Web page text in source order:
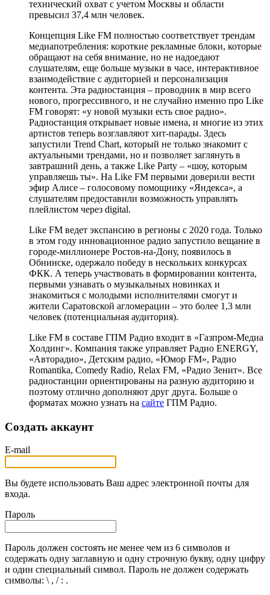
технический охват с учетом Москвы и области
превысил 37,4 млн человек.
Концепция Like FM полностью соответствует трендам
медиапотребления: короткие рекламные блоки, которые
обращают на себя внимание, но не надоедают
слушателям, еще больше музыки в часе, интерактивное
взаимодействие с аудиторией и персонализация
контента. Эта радиостанция – проводник в мир всего
нового, прогрессивного, и не случайно именно про Like
FM говорят: «у новой музыки есть свое радио».
Радиостанция открывает новые имена, и многие из этих
артистов теперь возглавляют хит-парады. Здесь
запустили Trend Chart, который не только знакомит с
актуальными трендами, но и позволяет заглянуть в
завтрашний день, а также Like Party – «шоу, которым
управляешь ты». На Like FM первыми доверили вести
эфир Алисе – голосовому помощнику «Яндекса», а
слушателям предоставили возможность управлять
плейлистом через digital.
Like FM ведет экспансию в регионы с 2020 года. Только
в этом году инновационное радио запустило вещание в
городе-миллионере Ростов-на-Дону, появилось в
Обнинске, одержало победу в нескольких конкурсах
ФКК. А теперь участвовать в формировании контента,
первыми узнавать о музыкальных новинках и
знакомиться с молодыми исполнителями смогут и
жители Саратовской агломерации – это более 1,3 млн
человек (потенциальная аудитория).
Like FM в составе ГПМ Радио входит в «Газпром-Медиа
Холдинг». Компания также управляет Радио ENERGY,
«Авторадио», Детским радио, «Юмор FM», Радио
Romantika, Comedy Radio, Relax FM, «Радио Зенит». Все
радиостанции ориентированы на разную аудиторию и
поэтому отлично дополняют друг друга. Больше о
форматах можно узнать на сайте ГПМ Радио.
Создать аккаунт
E-mail
Вы будете использовать Ваш адрес электронной почты для
входа.
Пароль
Пароль должен состоять не менее чем из 6 символов и
содержать одну заглавную и одну строчную букву, одну цифру
и один специальный символ. Пароль не должен содержать
символы: \ , / : .